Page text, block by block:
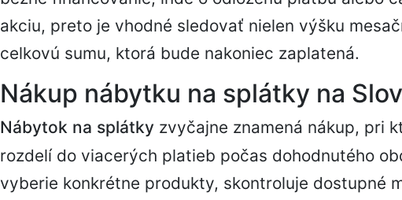
akciu, preto je vhodné sledovať nielen výšku
celkovú sumu, ktorá bude nakoniec zaplatená.
Nákup nábytku na splátky na
Nábytok na splátky zvyčajne znamená nákup, pri
rozdelí do viacerých platieb počas dohodnutého
vyberie konkrétne produkty, skontroluje dostupné